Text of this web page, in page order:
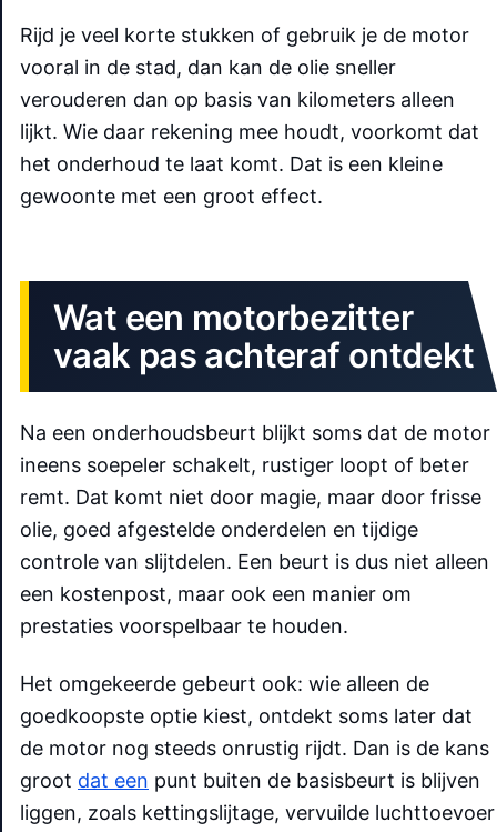
Rijd je veel korte stukken of gebruik je de motor
vooral in de stad, dan kan de olie sneller
verouderen dan op basis van kilometers alleen
lijkt. Wie daar rekening mee houdt, voorkomt dat
het onderhoud te laat komt. Dat is een kleine
gewoonte met een groot effect.
Wat een motorbezitter
vaak pas achteraf ontdekt
Na een onderhoudsbeurt blijkt soms dat de motor
ineens soepeler schakelt, rustiger loopt of beter
remt. Dat komt niet door magie, maar door frisse
olie, goed afgestelde onderdelen en tijdige
controle van slijtdelen. Een beurt is dus niet alleen
een kostenpost, maar ook een manier om
prestaties voorspelbaar te houden.
Het omgekeerde gebeurt ook: wie alleen de
goedkoopste optie kiest, ontdekt soms later dat
de motor nog steeds onrustig rijdt. Dan is de kans
groot dat een punt buiten de basisbeurt is blijven
liggen, zoals kettingslijtage, vervuilde luchttoevoer